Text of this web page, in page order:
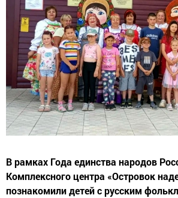
В рамках Года единства народов
Комплексного центра «Островок
познакомили детей с русским